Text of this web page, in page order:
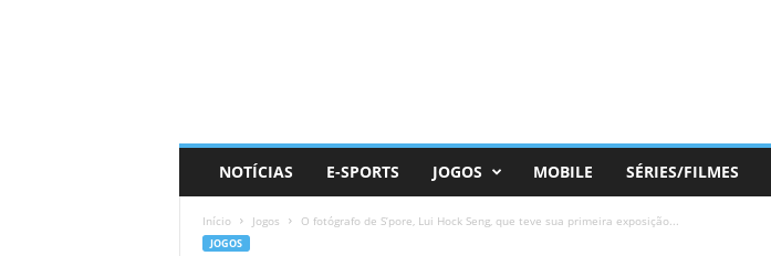
NOTÍCIAS E-SPORTS JOGOS MOBILE SÉRIES/FILMES
Início Jogos O fotógrafo de S’pore, Lui Hock Seng, que teve sua primeira exposição...
JOGOS